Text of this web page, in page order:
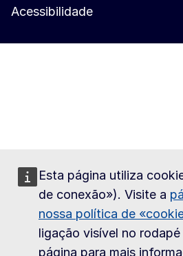
Esta página utiliza
de conexão»). Visite a
nossa política de
ligação visível no
página para mais
Acessibilidade